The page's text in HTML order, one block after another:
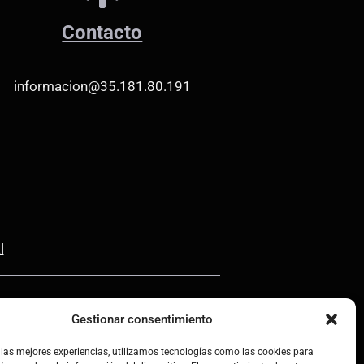
Gestionar consentimiento
las mejores experiencias, utilizamos tecnologías como las cookies para
Contacto
informacion@35.181.80.191